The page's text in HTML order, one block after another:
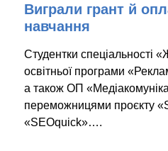
Виграли грант й
навчання
Студентки спеціальності
освітньої програми
а також ОП
переможницями проєкту
«SEOquick»….